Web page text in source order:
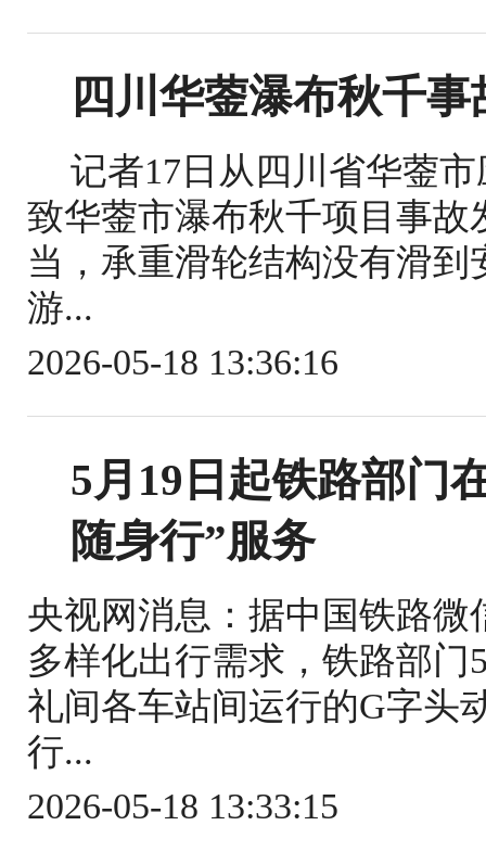
四川华蓥瀑布秋千
记者17日从四川省华蓥
致华蓥市瀑布秋千项目事
当，承重滑轮结构没有滑
游...
2026-05-18 13:36:16
5月19日起铁路部门
随身行”服务
央视网消息：据中国铁路
多样化出行需求，铁路部门
礼间各车站间运行的G字头
行...
2026-05-18 13:33:15